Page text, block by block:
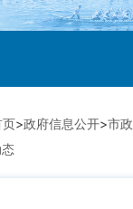
页>政府信息公开>市